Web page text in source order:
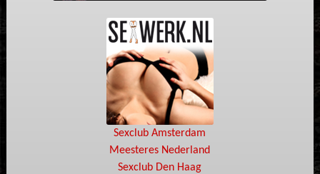
Sexclub Amsterdam
Meesteres Nederland
Sexclub Den Haag